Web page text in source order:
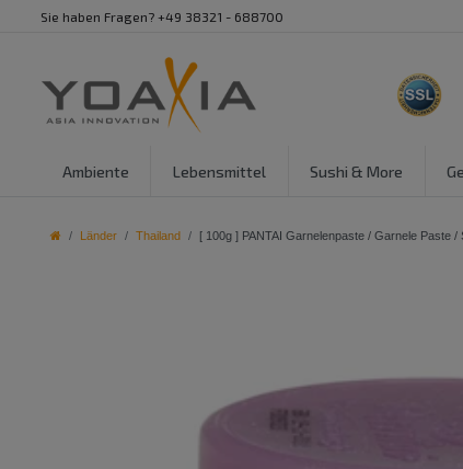
Sie haben Fragen? +49 38321 - 688700
Ambiente Lebensmittel Sushi & More
Länder Thailand [ 100g ] PANTAI Garnelenpaste / Garnele Paste /